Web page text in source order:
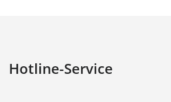
Hotline-Service